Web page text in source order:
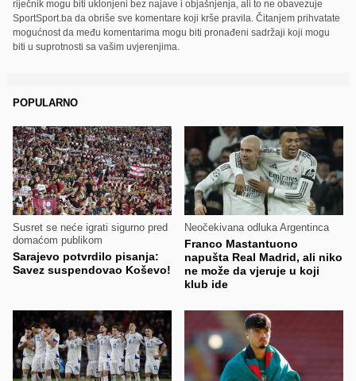
riječnik mogu biti uklonjeni bez najave i objašnjenja, ali to ne obavezuje
SportSport.ba da obriše sve komentare koji krše pravila. Čitanjem prihvatate
mogućnost da među komentarima mogu biti pronađeni sadržaji koji mogu
biti u suprotnosti sa vašim uvjerenjima.
POPULARNO
Susret se neće igrati sigurno pred
domaćom publikom
Sarajevo potvrdilo pisanja:
Savez suspendovao Koševo!
Neočekivana odluka Argentinca
Franco Mastantuono
napušta Real Madrid, ali niko
ne može da vjeruje u koji
klub ide